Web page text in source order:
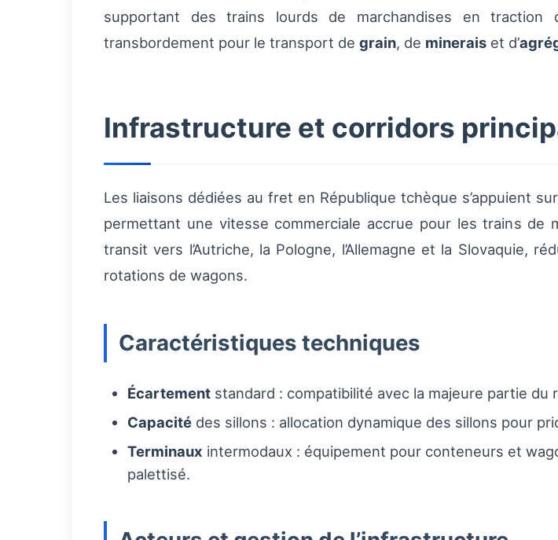
supportant des trains lourds de marchandises en
transbordement pour le transport de grain, de minerais et d’
Infrastructure et corridors
Les liaisons dédiées au fret en République tchèque s’appuient
permettant une vitesse commerciale accrue pour les trains de
transit vers l’Autriche, la Pologne, l’Allemagne et la Slovaquie,
rotations de wagons.
Caractéristiques techniques
Écartement standard : compatibilité avec la majeure partie du
Capacité des sillons : allocation dynamique des sillons pour
Terminaux intermodaux : équipement pour conteneurs et
palettisé.